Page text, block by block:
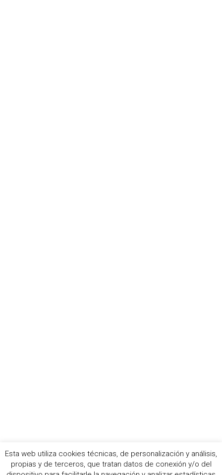
© 2021 Living Backstage
Esta web utiliza cookies técnicas, de personalización y análisis,
propias y de terceros, que tratan datos de conexión y/o del